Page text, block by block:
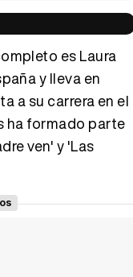
Tráiler en español de 'La isla olvidada'
Tráiler 'Vida perra' (2026)
es Laura
y lleva en
a su carrera en el
ha formado parte
ven' y 'Las